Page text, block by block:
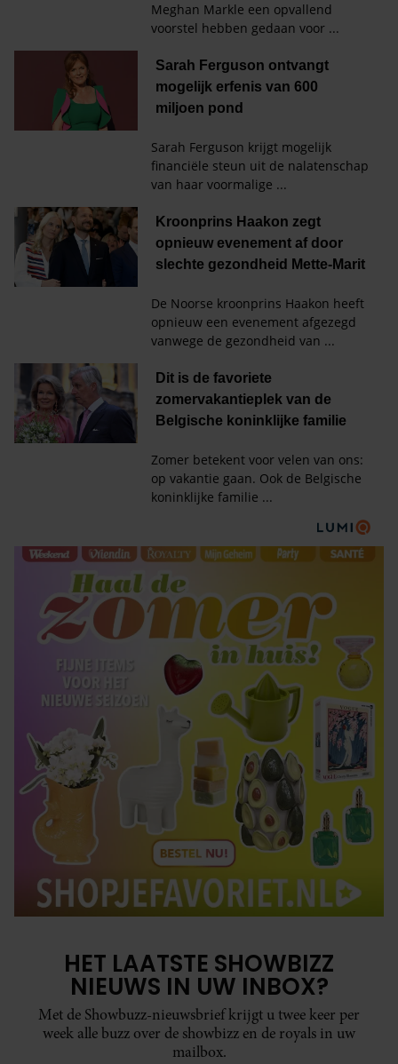
HET LAATSTE SHOWBIZZ
NIEUWS IN UW INBOX?
Met de Showbuzz-nieuwsbrief krijgt u twee keer per
week alle buzz over de showbizz en de royals in uw
mailbox.